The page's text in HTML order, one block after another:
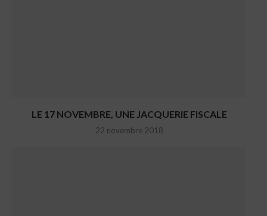
LE 17 NOVEMBRE, UNE JACQUERIE FISCALE
22 novembre 2018